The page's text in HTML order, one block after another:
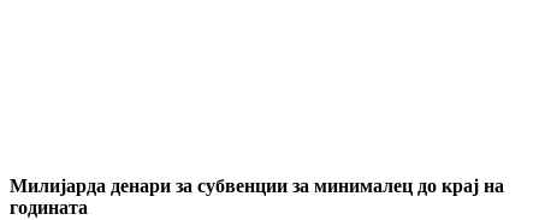
Милијарда денари за субвенции за минималец до крај на
годината